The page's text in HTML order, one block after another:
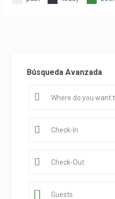
Búsqueda Avanzada
Guests